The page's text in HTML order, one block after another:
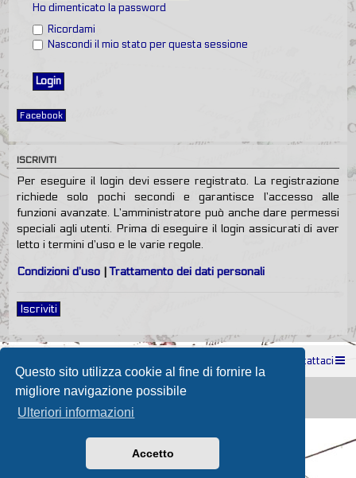
Questo sito utilizza cookie al fine di fornire la
migliore navigazione possibile
Ulteriori informazioni
Accetto
Ho dimenticato la password
Ricordami
Nascondi il mio stato per questa sessione
Facebook
ISCRIVITI
Per eseguire il login devi essere registrato. La registrazione
richiede solo pochi secondi e garantisce l’accesso alle
funzioni avanzate. L’amministratore può anche dare permessi
speciali agli utenti. Prima di eseguire il login assicurati di aver
letto i termini d’uso e le varie regole.
Condizioni d’uso |Trattamento dei dati personali
Iscriviti
Contattaci
Powered byphpBB® Forum Software © phpBB Limited
Passione Nutica 2017 style created by
Traduzione Italiana